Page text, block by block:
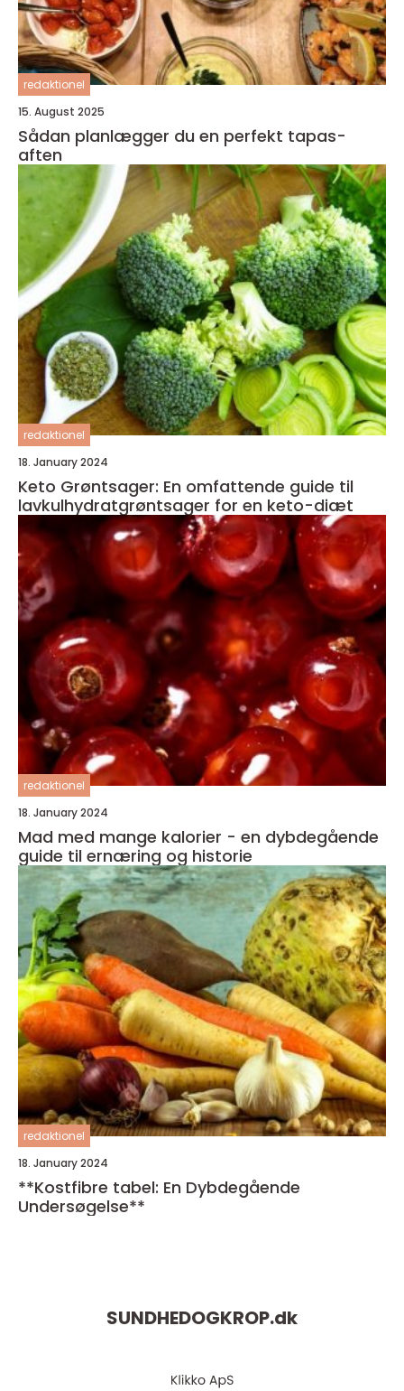
redaktionel
15. August 2025
Sådan planlægger du en perfekt tapas-
aften
redaktionel
18. January 2024
Keto Grøntsager: En omfattende guide til
lavkulhydratgrøntsager for en keto-diæt
redaktionel
18. January 2024
Mad med mange kalorier - en dybdegående
guide til ernæring og historie
redaktionel
18. January 2024
**Kostfibre tabel: En Dybdegående
Undersøgelse**
SUNDHEDOGKROP.dk